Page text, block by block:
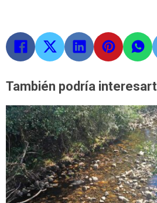
También podría